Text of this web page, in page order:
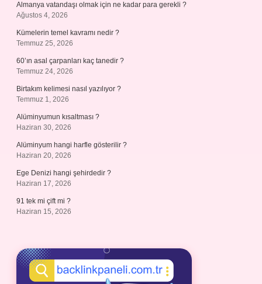
Almanya vatandaşı olmak için ne kadar para gerekli ?
Ağustos 4, 2026
Kümelerin temel kavramı nedir ?
Temmuz 25, 2026
60’ın asal çarpanları kaç tanedir ?
Temmuz 24, 2026
Birtakım kelimesi nasıl yazılıyor ?
Temmuz 1, 2026
Alüminyumun kısaltması ?
Haziran 30, 2026
Alüminyum hangi harfle gösterilir ?
Haziran 20, 2026
Ege Denizi hangi şehirdedir ?
Haziran 17, 2026
91 tek mi çift mi ?
Haziran 15, 2026